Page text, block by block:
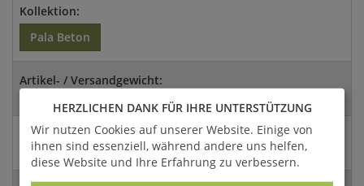
Kollektion:
Pala Beton
Artikel- / Versandgewicht:
2.000 Kg / 2.600 Kg
Abmessungen:
120x150x72cm (HxBxT)
HERZLICHEN DANK FÜR IHRE UNTERSTÜTZUNG
Wir nutzen Cookies auf unserer Website. Einige von
ihnen sind essenziell, während andere uns helfen,
diese Website und Ihre Erfahrung zu verbessern.